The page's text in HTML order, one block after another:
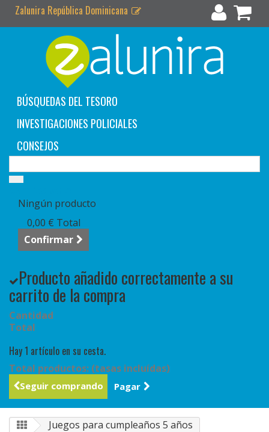
Zalunira República Dominicana
BÚSQUEDAS DEL TESORO
INVESTIGACIONES POLICIALES
CONSEJOS
Ningún producto
0,00 € Total
Confirmar
Producto añadido correctamente a su
carrito de la compra
Cantidad
Total
Hay 1 artículo en su cesta.
Total productos: (tasas incluídas)
Seguir comprando Pagar
Juegos para cumpleaños 5 años